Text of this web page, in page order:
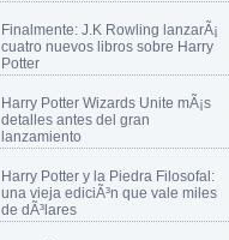
Finalmente: J.K Rowling lanzarÃ¡
cuatro nuevos libros sobre Harry
Potter
Harry Potter Wizards Unite mÃ¡s
detalles antes del gran
lanzamiento
Harry Potter y la Piedra Filosofal:
una vieja ediciÃ³n que vale miles
de dÃ³lares